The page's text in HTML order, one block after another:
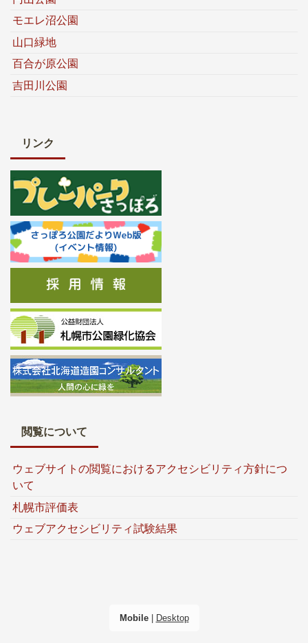
モエレ沼公園
山口緑地
百合が原公園
吉田川公園
リンク
閲覧について
ウェブサイトの閲覧におけるアクセシビリティ方針につ
いて
札幌市評価表
ウェブアクセシビリティ試験結果
Mobile| Desktop